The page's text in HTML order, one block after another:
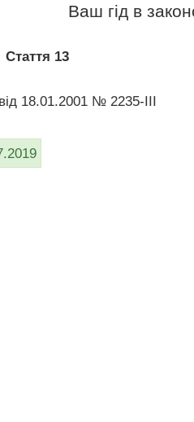
Ваш гід в
Стаття 13
18.01.2001 № 2235-III